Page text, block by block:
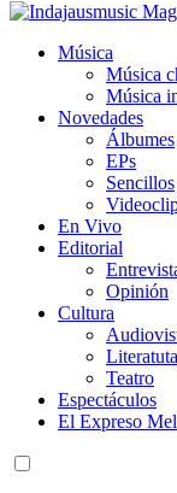
Música, Cultura y
Música
Música
Música
Novedades
Álbumes
EPs
Sencillos
En Vivo
Editorial
Opinión
Cultura
Literatuta
Teatro
Espectáculos
El Expreso